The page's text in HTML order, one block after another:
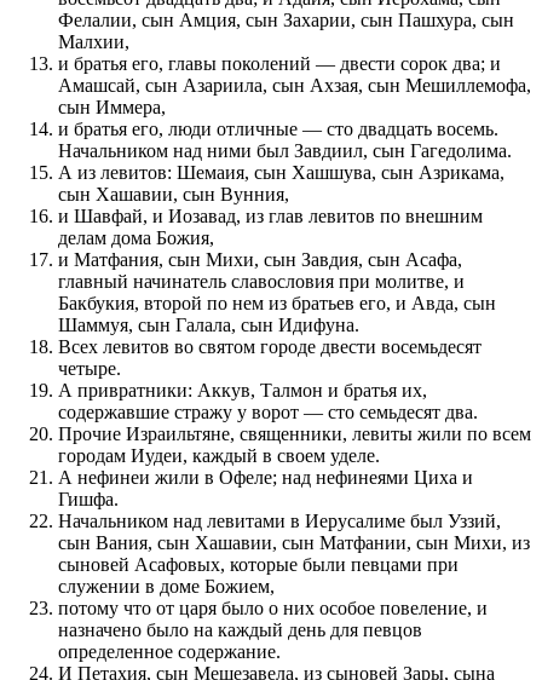
Фелалии, сын Амция, сын Захарии, сын Пашхура, сын
Малхии,
и братья его, главы поколений — двести сорок два; и
Амашсай, сын Азариила, сын Ахзая, сын Мешиллемофа,
сын Иммера,
и братья его, люди отличные — сто двадцать восемь.
Начальником над ними был Завдиил, сын Гагедолима.
А из левитов: Шемаия, сын Хашшува, сын Азрикама,
сын Хашавии, сын Вунния,
и Шавфай, и Иозавад, из глав левитов по внешним
делам дома Божия,
и Матфания, сын Михи, сын Завдия, сын Асафа,
главный начинатель славословия при молитве, и
Бакбукия, второй по нем из братьев его, и Авда, сын
Шаммуя, сын Галала, сын Идифуна.
Всех левитов во святом городе двести восемьдесят
четыре.
А привратники: Аккув, Талмон и братья их,
содержавшие стражу у ворот — сто семьдесят два.
Прочие Израильтяне, священники, левиты жили по всем
городам Иудеи, каждый в своем уделе.
А нефинеи жили в Офеле; над нефинеями Циха и
Гишфа.
Начальником над левитами в Иерусалиме был Уззий,
сын Вания, сын Хашавии, сын Матфании, сын Михи, из
сыновей Асафовых, которые были певцами при
служении в доме Божием,
потому что от царя было о них особое повеление, и
назначено было на каждый день для певцов
определенное содержание.
И Петахия, сын Мешезавела, из сыновей Зары, сына